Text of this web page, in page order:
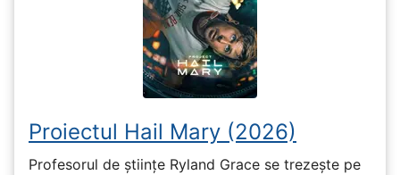
Proiectul Hail Mary (2026)
Profesorul de științe Ryland Grace se trezește pe